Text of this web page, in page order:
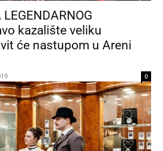
kazalište veliku
će nastupom u Areni
0